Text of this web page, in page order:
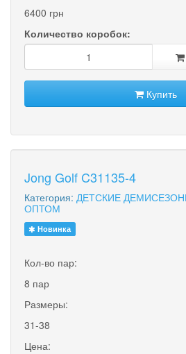
6400 грн
Количество коробок:
Купить
Jong Golf C31135-4
Категория: ДЕТСКИЕ
ОПТОМ
Новинка
Кол-во пар:
8 пар
Размеры:
31-38
Цена: